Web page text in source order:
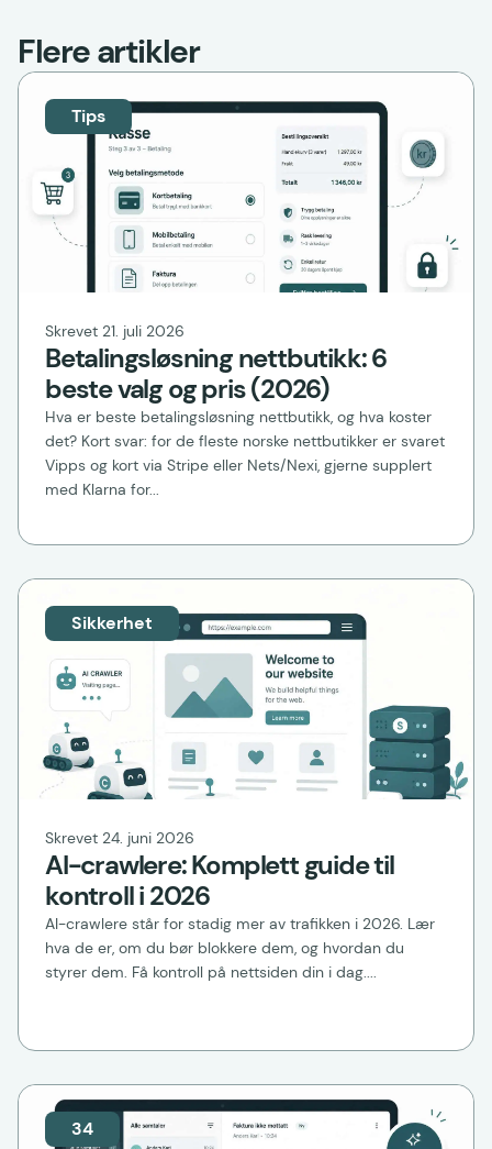
Flere artikler
Tips
Skrevet 21. juli 2026
Betalingsløsning nettbutikk: 6
beste valg og pris (2026)
Hva er beste betalingsløsning nettbutikk, og hva koster
det? Kort svar: for de fleste norske nettbutikker er svaret
Vipps og kort via Stripe eller Nets/Nexi, gjerne supplert
med Klarna for...
Sikkerhet
Skrevet 24. juni 2026
AI-crawlere: Komplett guide til
kontroll i 2026
AI-crawlere står for stadig mer av trafikken i 2026. Lær
hva de er, om du bør blokkere dem, og hvordan du
styrer dem. Få kontroll på nettsiden din i dag....
34